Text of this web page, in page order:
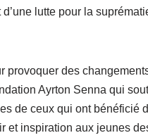
lutte pour la
provoquer des
Ayrton Senna qui
de ceux qui ont bénéficié
et inspiration aux jeunes